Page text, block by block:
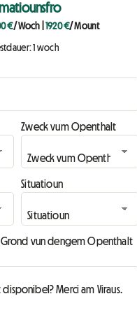
€/ Woch |1920 €/ Mount
1 woch
Zweck vum Openthalt
Situatioun
Grond vun dengem Openthalt